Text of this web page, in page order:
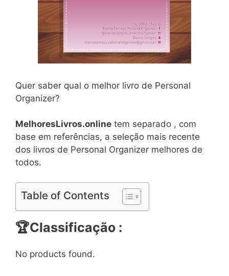
Quer saber qual o melhor livro de Personal
Organizer?
MelhoresLivros.online tem separado , com
base em referências, a seleção mais recente
dos livros de Personal Organizer melhores de
todos.
Table of Contents
🏆Classificação :
No products found.